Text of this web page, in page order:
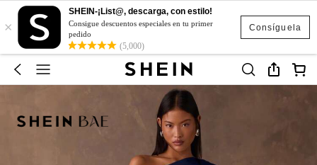
Consíguela
×
SHEIN-¡List@, descarga, con estilo!
Consigue descuentos especiales en tu primer
pedido
(5,000)